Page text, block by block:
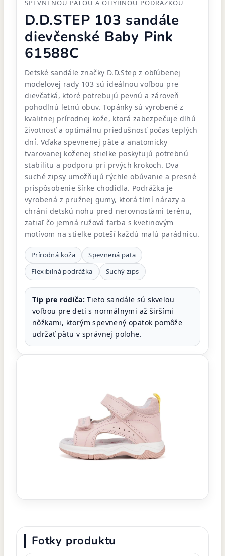
SPEVNENOU PÄTOU A OHYBNOU PODRÁŽKOU
D.D.STEP 103 sandále
dievčenské Baby Pink
61588C
Detské sandále značky D.D.Step z obľúbenej
modelovej rady 103 sú ideálnou voľbou pre
dievčatká, ktoré potrebujú pevnú a zároveň
pohodlnú letnú obuv. Topánky sú vyrobené z
kvalitnej prírodnej kože, ktorá zabezpečuje dlhú
životnosť a optimálnu priedušnosť počas teplých
dní. Vďaka spevnenej päte a anatomicky
tvarovanej koženej stielke poskytujú potrebnú
stabilitu a podporu pri prvých krokoch. Dva
suché zipsy umožňujú rýchle obúvanie a presné
prispôsobenie šírke chodidla. Podrážka je
vyrobená z pružnej gumy, ktorá tlmí nárazy a
chráni detskú nohu pred nerovnosťami terénu,
zatiaľ čo jemná ružová farba s kvetinovým
motívom na stielke poteší každú malú parádnicu.
Prírodná koža
Spevnená päta
Flexibilná podrážka
Suchý zips
Tip pre rodiča: Tieto sandále sú skvelou
voľbou pre deti s normálnymi až širšími
nôžkami, ktorým spevnený opätok pomôže
udržať pätu v správnej polohe.
Fotky produktu